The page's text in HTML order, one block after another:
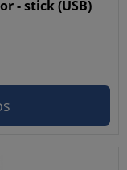
- stick (USB)